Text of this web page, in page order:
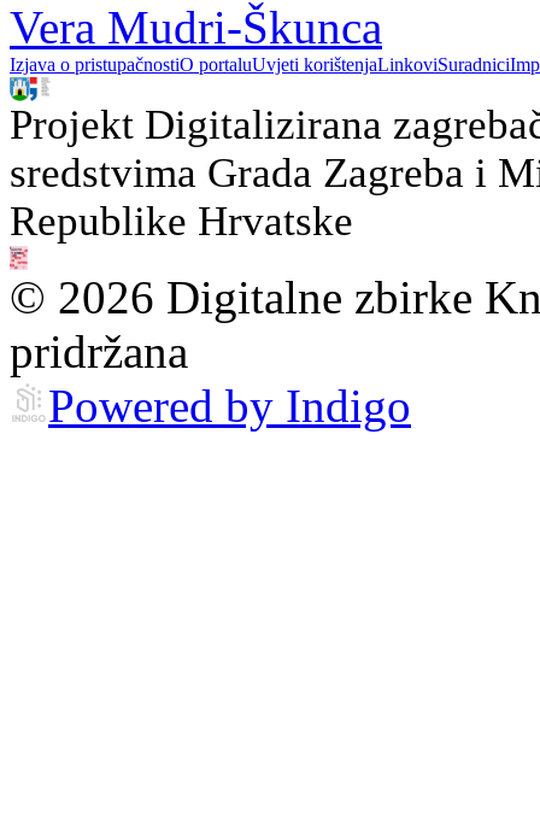
Vera Mudri-Škunca
Izjava o pristupačnostiO portaluUvjeti korištenjaLinkoviSuradnici
Projekt Digitalizirana
sredstvima Grada Zagreba i
Republike Hrvatske
© 2026 Digitalne zbirke
pridržana
Powered by Indigo